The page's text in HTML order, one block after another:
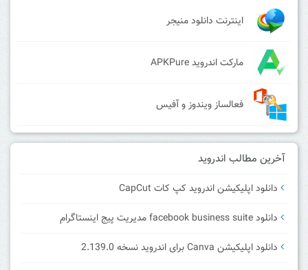
اینترنت دانلود منیجر
مارکت اندروید APKPure
فعالساز ویندوز و آفیس
آخرین مطالب اندروید
دانلود اپلیکیشن اندروید کپ کات CapCut
دانلود facebook business suite مدیریت پیج اینستاگرام
دانلود اپلیکیشن Canva برای اندروید نسخه 2.139.0